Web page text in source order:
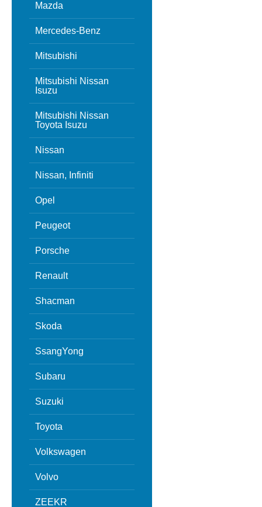
Mazda
Mercedes-Benz
Mitsubishi
Mitsubishi Nissan
Isuzu
Mitsubishi Nissan
Toyota Isuzu
Nissan
Nissan, Infiniti
Opel
Peugeot
Porsche
Renault
Shacman
Skoda
SsangYong
Subaru
Suzuki
Toyota
Volkswagen
Volvo
ZEEKR